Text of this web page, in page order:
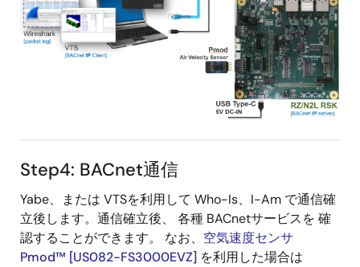
Step4: BACnet通信
Yabe、または VTSを利用して Who-Is、I-Am で通信確
立後します。通信確立後、 各種 BACnetサービスを 確
認することができます。 なお、 空気速度センサ
Pmod™ [US082-FS3000EVZ] を利用した場合は